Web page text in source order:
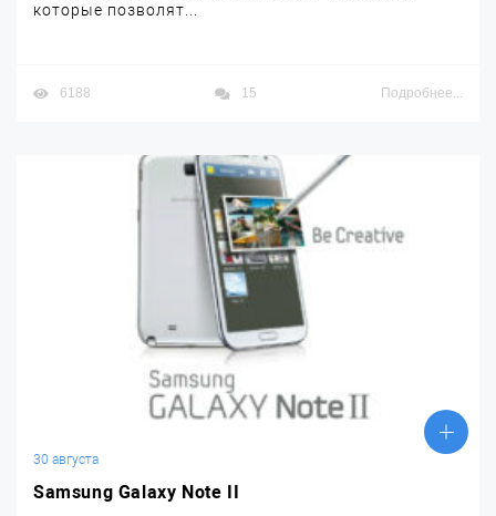
которые позволят...
6188 15 Подробнее...
30 августа
Samsung Galaxy Note II